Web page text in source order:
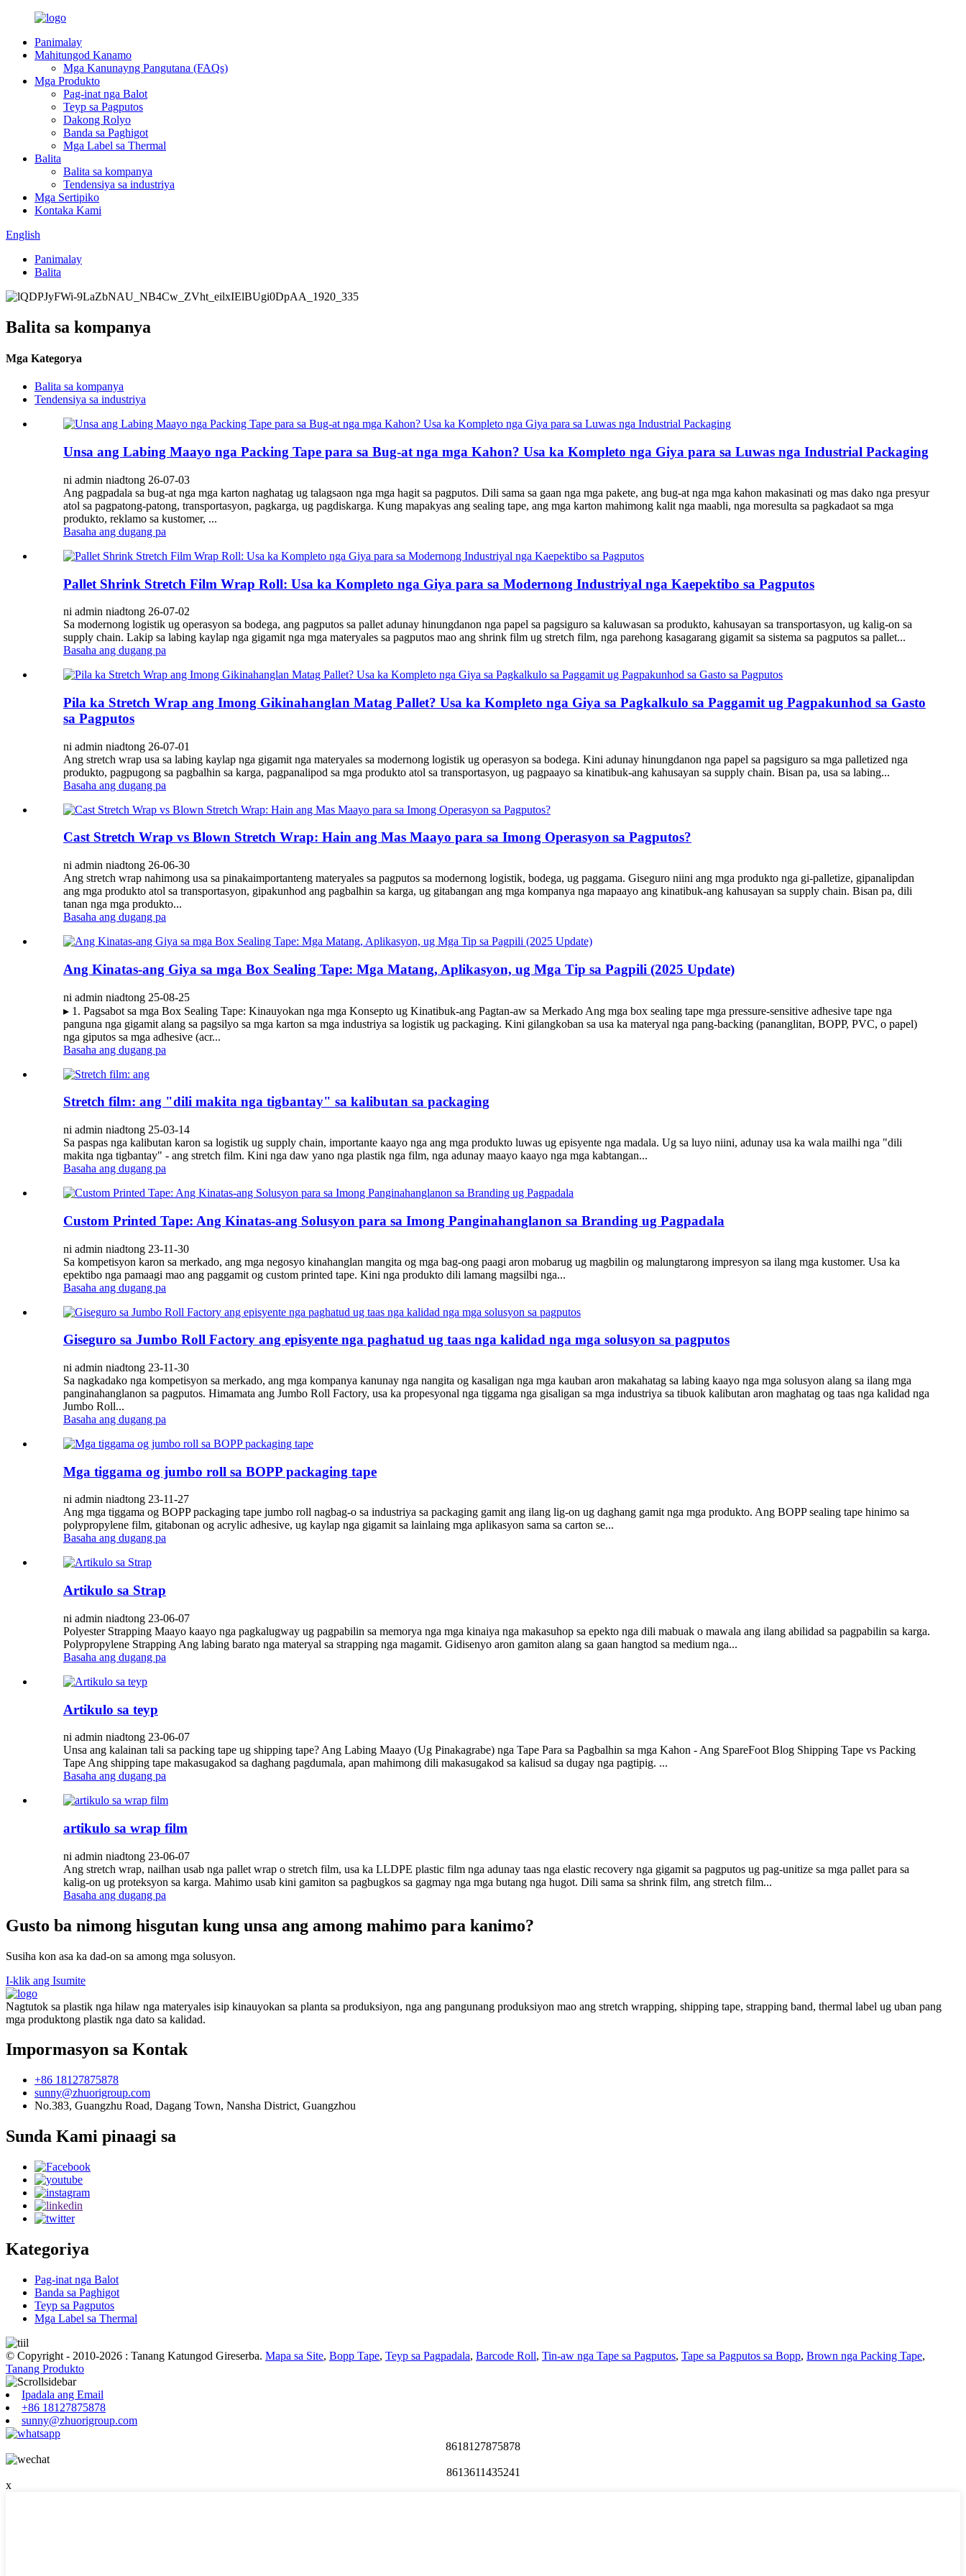
Panimalay
Mahitungod Kanamo
Mga Kanunayng Pangutana (FAQs)
Mga Produkto
Pag-inat nga Balot
Teyp sa Pagputos
Dakong Rolyo
Banda sa Paghigot
Mga Label sa Thermal
Balita
Balita sa kompanya
Tendensiya sa industriya
Mga Sertipiko
Kontaka Kami
English
Panimalay
Balita
Balita sa kompanya
Mga Kategorya
Balita sa kompanya
Tendensiya sa industriya
Unsa ang Labing Maayo nga Packing Tape para sa Bug-at nga mga Kahon? Usa ka Kompleto nga Giya para sa Luwas nga Industrial Packaging
ni admin niadtong 26-07-03
Ang pagpadala sa bug-at nga mga karton naghatag ug talagsaon nga mga hagit sa pagputos. Dili sama sa gaan nga mga pakete, ang bug-at nga mga kahon makasinati og mas dako nga presyur
atol sa pagpatong-patong, transportasyon, pagkarga, ug pagdiskarga. Kung mapakyas ang sealing tape, ang mga karton mahimong kalit nga maabli, nga moresulta sa pagkadaot sa mga
produkto, reklamo sa kustomer, ...
Basaha ang dugang pa
Pallet Shrink Stretch Film Wrap Roll: Usa ka Kompleto nga Giya para sa Modernong Industriyal nga Kaepektibo sa Pagputos
ni admin niadtong 26-07-02
Sa modernong logistik ug operasyon sa bodega, ang pagputos sa pallet adunay hinungdanon nga papel sa pagsiguro sa kaluwasan sa produkto, kahusayan sa transportasyon, ug kalig-on sa
supply chain. Lakip sa labing kaylap nga gigamit nga mga materyales sa pagputos mao ang shrink film ug stretch film, nga parehong kasagarang gigamit sa sistema sa pagputos sa pallet...
Basaha ang dugang pa
Pila ka Stretch Wrap ang Imong Gikinahanglan Matag Pallet? Usa ka Kompleto nga Giya sa Pagkalkulo sa Paggamit ug Pagpakunhod sa Gasto
sa Pagputos
ni admin niadtong 26-07-01
Ang stretch wrap usa sa labing kaylap nga gigamit nga materyales sa modernong logistik ug operasyon sa bodega. Kini adunay hinungdanon nga papel sa pagsiguro sa mga palletized nga
produkto, pagpugong sa pagbalhin sa karga, pagpanalipod sa mga produkto atol sa transportasyon, ug pagpaayo sa kinatibuk-ang kahusayan sa supply chain. Bisan pa, usa sa labing...
Basaha ang dugang pa
Cast Stretch Wrap vs Blown Stretch Wrap: Hain ang Mas Maayo para sa Imong Operasyon sa Pagputos?
ni admin niadtong 26-06-30
Ang stretch wrap nahimong usa sa pinakaimportanteng materyales sa pagputos sa modernong logistik, bodega, ug paggama. Giseguro niini ang mga produkto nga gi-palletize, gipanalipdan
ang mga produkto atol sa transportasyon, gipakunhod ang pagbalhin sa karga, ug gitabangan ang mga kompanya nga mapaayo ang kinatibuk-ang kahusayan sa supply chain. Bisan pa, dili
tanan nga mga produkto...
Basaha ang dugang pa
Ang Kinatas-ang Giya sa mga Box Sealing Tape: Mga Matang, Aplikasyon, ug Mga Tip sa Pagpili (2025 Update)
ni admin niadtong 25-08-25
▸ 1. Pagsabot sa mga Box Sealing Tape: Kinauyokan nga mga Konsepto ug Kinatibuk-ang Pagtan-aw sa Merkado Ang mga box sealing tape mga pressure-sensitive adhesive tape nga
panguna nga gigamit alang sa pagsilyo sa mga karton sa mga industriya sa logistik ug packaging. Kini gilangkoban sa usa ka materyal nga pang-backing (pananglitan, BOPP, PVC, o papel)
nga giputos sa mga adhesive (acr...
Basaha ang dugang pa
Stretch film: ang "dili makita nga tigbantay" sa kalibutan sa packaging
ni admin niadtong 25-03-14
Sa paspas nga kalibutan karon sa logistik ug supply chain, importante kaayo nga ang mga produkto luwas ug episyente nga madala. Ug sa luyo niini, adunay usa ka wala mailhi nga "dili
makita nga tigbantay" - ang stretch film. Kini nga daw yano nga plastik nga film, nga adunay maayo kaayo nga mga kabtangan...
Basaha ang dugang pa
Custom Printed Tape: Ang Kinatas-ang Solusyon para sa Imong Panginahanglanon sa Branding ug Pagpadala
ni admin niadtong 23-11-30
Sa kompetisyon karon sa merkado, ang mga negosyo kinahanglan mangita og mga bag-ong paagi aron mobarug ug magbilin og malungtarong impresyon sa ilang mga kustomer. Usa ka
epektibo nga pamaagi mao ang paggamit og custom printed tape. Kini nga produkto dili lamang magsilbi nga...
Basaha ang dugang pa
Giseguro sa Jumbo Roll Factory ang episyente nga paghatud ug taas nga kalidad nga mga solusyon sa pagputos
ni admin niadtong 23-11-30
Sa nagkadako nga kompetisyon sa merkado, ang mga kompanya kanunay nga nangita og kasaligan nga mga kauban aron makahatag sa labing kaayo nga mga solusyon alang sa ilang mga
panginahanglanon sa pagputos. Himamata ang Jumbo Roll Factory, usa ka propesyonal nga tiggama nga gisaligan sa mga industriya sa tibuok kalibutan aron maghatag og taas nga kalidad nga
Jumbo Roll...
Basaha ang dugang pa
Mga tiggama og jumbo roll sa BOPP packaging tape
ni admin niadtong 23-11-27
Ang mga tiggama og BOPP packaging tape jumbo roll nagbag-o sa industriya sa packaging gamit ang ilang lig-on ug daghang gamit nga mga produkto. Ang BOPP sealing tape hinimo sa
polypropylene film, gitabonan og acrylic adhesive, ug kaylap nga gigamit sa lainlaing mga aplikasyon sama sa carton se...
Basaha ang dugang pa
Artikulo sa Strap
ni admin niadtong 23-06-07
Polyester Strapping Maayo kaayo nga pagkalugway ug pagpabilin sa memorya nga mga kinaiya nga makasuhop sa epekto nga dili mabuak o mawala ang ilang abilidad sa pagpabilin sa karga.
Polypropylene Strapping Ang labing barato nga materyal sa strapping nga magamit. Gidisenyo aron gamiton alang sa gaan hangtod sa medium nga...
Basaha ang dugang pa
Artikulo sa teyp
ni admin niadtong 23-06-07
Unsa ang kalainan tali sa packing tape ug shipping tape? Ang Labing Maayo (Ug Pinakagrabe) nga Tape Para sa Pagbalhin sa mga Kahon - Ang SpareFoot Blog Shipping Tape vs Packing
Tape Ang shipping tape makasugakod sa daghang pagdumala, apan mahimong dili makasugakod sa kalisud sa dugay nga pagtipig. ...
Basaha ang dugang pa
artikulo sa wrap film
ni admin niadtong 23-06-07
Ang stretch wrap, nailhan usab nga pallet wrap o stretch film, usa ka LLDPE plastic film nga adunay taas nga elastic recovery nga gigamit sa pagputos ug pag-unitize sa mga pallet para sa
kalig-on ug proteksyon sa karga. Mahimo usab kini gamiton sa pagbugkos sa gagmay nga mga butang nga hugot. Dili sama sa shrink film, ang stretch film...
Basaha ang dugang pa
Gusto ba nimong hisgutan kung unsa ang among mahimo para kanimo?
Susiha kon asa ka dad-on sa among mga solusyon.
I-klik ang Isumite
Nagtutok sa plastik nga hilaw nga materyales isip kinauyokan sa planta sa produksiyon, nga ang pangunang produksiyon mao ang stretch wrapping, shipping tape, strapping band, thermal label ug uban pang
mga produktong plastik nga dato sa kalidad.
Impormasyon sa Kontak
+86 18127875878
sunny@zhuorigroup.com
No.383, Guangzhu Road, Dagang Town, Nansha District, Guangzhou
Sunda Kami pinaagi sa
Kategoriya
Pag-inat nga Balot
Banda sa Paghigot
Teyp sa Pagputos
Mga Label sa Thermal
© Copyright - 2010-2026 : Tanang Katungod Gireserba. Mapa sa Site, Bopp Tape, Teyp sa Pagpadala, Barcode Roll, Tin-aw nga Tape sa Pagputos, Tape sa Pagputos sa Bopp, Brown nga Packing Tape,
Tanang Produkto
Ipadala ang Email
+86 18127875878
sunny@zhuorigroup.com
8618127875878
8613611435241
x